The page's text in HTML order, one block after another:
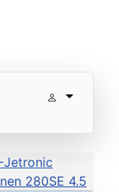
Jetronic
280SE 4.5